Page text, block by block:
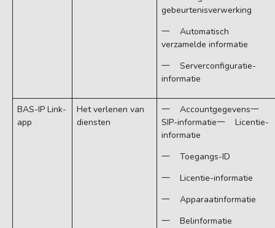
gebeurtenisverwerking
一 Automatisch
verzamelde informatie
一 Serverconfiguratie-
informatie
BAS-IP Link-
app
Het verlenen van
diensten
一 Accountgegevens一
SIP-informatie一 Licentie-
informatie
一 Toegangs-ID
一 Licentie-informatie
一 Apparaatinformatie
一 Belinformatie